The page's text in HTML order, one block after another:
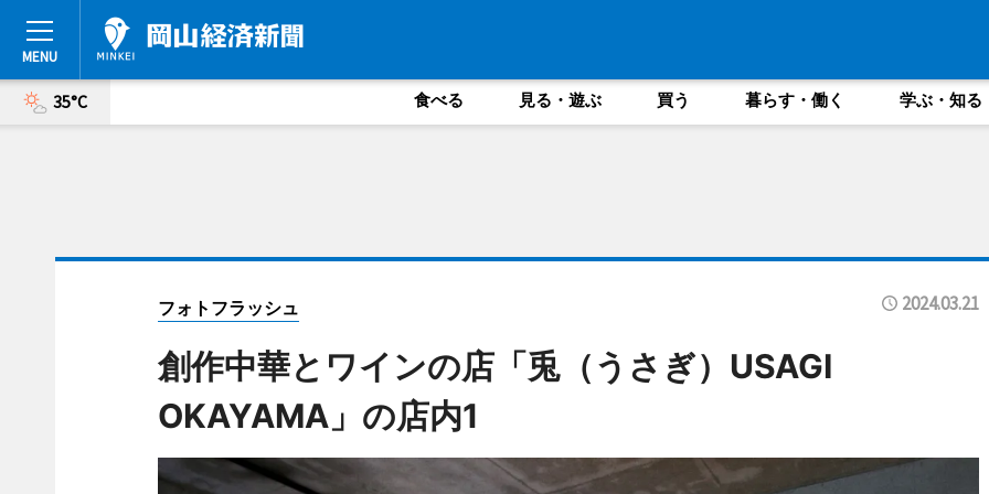
35°C 食べる 見る・遊ぶ 買う 暮らす・働く 学ぶ・知る
フォトフラッシュ 2024.03.21
創作中華とワインの店「兎（うさぎ）USAGI
OKAYAMA」の店内1